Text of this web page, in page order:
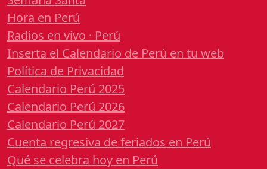
Hora en Perú
Radios en vivo · Perú
Inserta el Calendario de Perú en tu web
Política de Privacidad
Calendario Perú 2025
Calendario Perú 2026
Calendario Perú 2027
Cuenta regresiva de feriados en Perú
Qué se celebra hoy en Perú